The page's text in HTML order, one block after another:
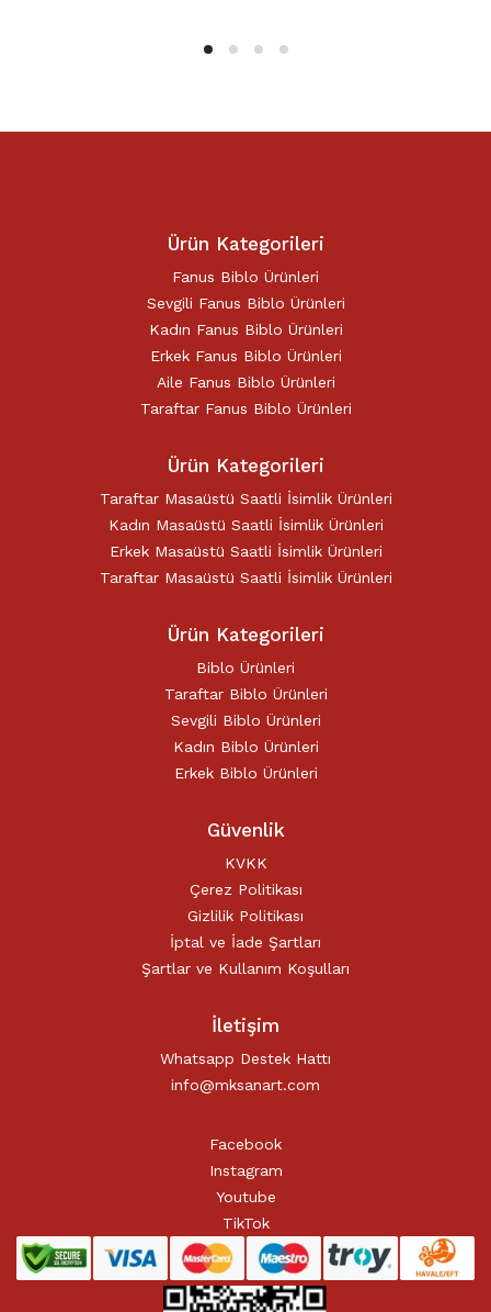
Ürün Kategorileri
Fanus Biblo Ürünleri
Sevgili Fanus Biblo Ürünleri
Kadın Fanus Biblo Ürünleri
Erkek Fanus Biblo Ürünleri
Aile Fanus Biblo Ürünleri
Taraftar Fanus Biblo Ürünleri
Ürün Kategorileri
Taraftar Masaüstü Saatli İsimlik Ürünleri
Kadın Masaüstü Saatli İsimlik Ürünleri
Erkek Masaüstü Saatli İsimlik Ürünleri
Taraftar Masaüstü Saatli İsimlik Ürünleri
Ürün Kategorileri
Biblo Ürünleri
Taraftar Biblo Ürünleri
Sevgili Biblo Ürünleri
Kadın Biblo Ürünleri
Erkek Biblo Ürünleri
Güvenlik
KVKK
Çerez Politikası
Gizlilik Politikası
İptal ve İade Şartları
Şartlar ve Kullanım Koşulları
İletişim
Whatsapp Destek Hattı
info@mksanart.com
Facebook
Instagram
Youtube
TikTok